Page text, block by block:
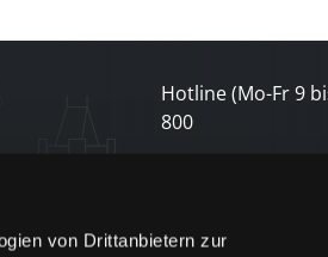
von Drittanbietern zur
Hotline (Mo-Fr 9
800
und keine